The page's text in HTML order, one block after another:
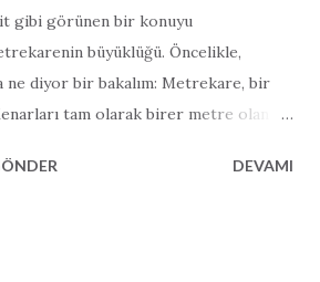
gibi görünen bir konuyu
büyüklüğü. Öncelikle,
ne diyor bir bakalım: Metrekare, bir
tam olarak birer metre olan
bir metrekare, 0,000001
DEVAMI